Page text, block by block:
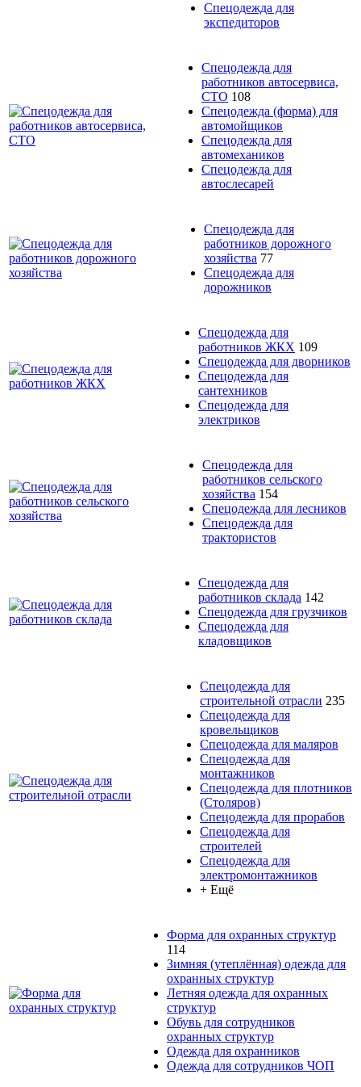
Спецодежда для
экспедиторов
Спецодежда для
работников автосервиса,
СТО 108
Спецодежда (форма) для
автомойщиков
Спецодежда для
автомехаников
Спецодежда для
автослесарей
Спецодежда для
работников дорожного
хозяйства 77
Спецодежда для
дорожников
Спецодежда для
работников ЖКХ 109
Спецодежда для дворников
Спецодежда для
сантехников
Спецодежда для
электриков
Спецодежда для
работников сельского
хозяйства 154
Спецодежда для лесников
Спецодежда для
трактористов
Спецодежда для
работников склада 142
Спецодежда для грузчиков
Спецодежда для
кладовщиков
Спецодежда для
строительной отрасли 235
Спецодежда для
кровельщиков
Спецодежда для маляров
Спецодежда для
монтажников
Спецодежда для плотников
(Столяров)
Спецодежда для прорабов
Спецодежда для
строителей
Спецодежда для
электромонтажников
+ Ещё
Форма для охранных структур
114
Зимняя (утеплённая) одежда для
охранных структур
Летняя одежда для охранных
структур
Обувь для сотрудников
охранных структур
Одежда для охранников
Одежда для сотрудников ЧОП